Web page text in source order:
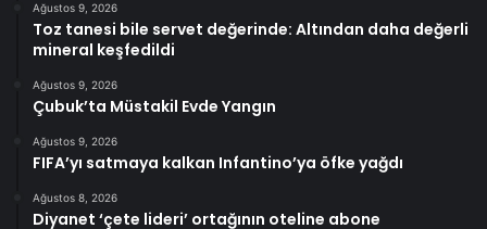
Ağustos 9, 2026
Toz tanesi bile servet değerinde: Altından daha değerli
mineral keşfedildi
Ağustos 9, 2026
Çubuk’ta Müstakil Evde Yangın
Ağustos 9, 2026
FIFA’yı satmaya kalkan Infantino’ya öfke yağdı
Ağustos 8, 2026
Diyanet ‘çete lideri’ ortağının oteline abone